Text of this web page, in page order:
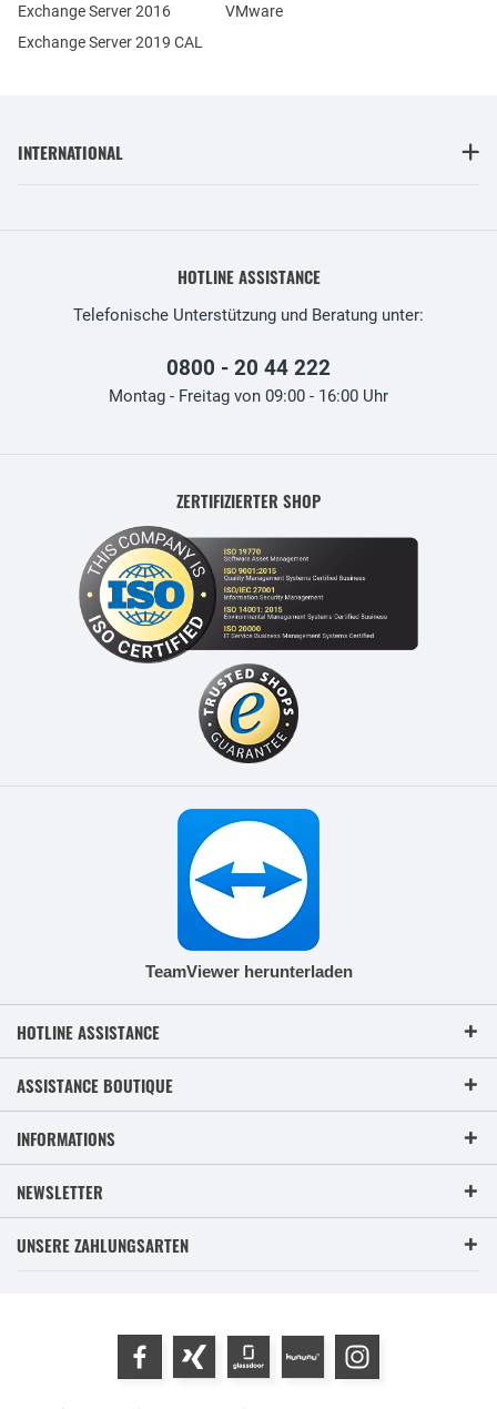
Exchange Server 2016
Exchange Server 2019 CAL
VMware
INTERNATIONAL
HOTLINE ASSISTANCE
Telefonische Unterstützung und Beratung unter:
0800 - 20 44 222
Montag - Freitag von 09:00 - 16:00 Uhr
ZERTIFIZIERTER SHOP
TeamViewer herunterladen
HOTLINE ASSISTANCE
ASSISTANCE BOUTIQUE
INFORMATIONS
NEWSLETTER
UNSERE ZAHLUNGSARTEN